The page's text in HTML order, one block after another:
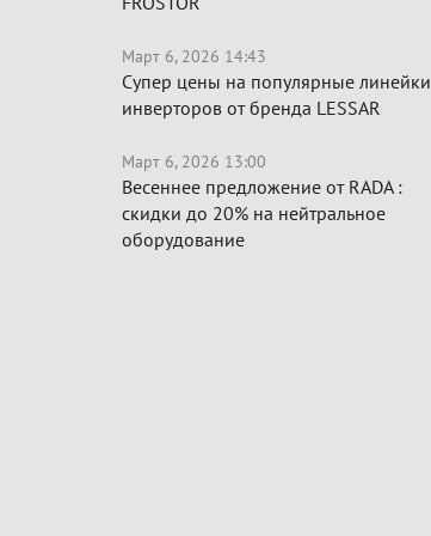
Март 6, 2026 14:43
Супер цены на популярные линейки
инверторов от бренда LESSAR
Март 6, 2026 13:00
Весеннее предложение от RADA :
скидки до 20% на нейтральное
оборудование